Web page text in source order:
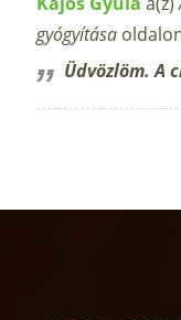
gyógyítása
Üdvözlöm. A